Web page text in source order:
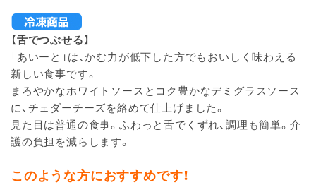
【舌でつぶせる】
「あいーと」は、かむ力が低下した方でもおいしく味わえる
新しい食事です。
まろやかなホワイトソースとコク豊かなデミグラスソース
に、チェダーチーズを絡めて仕上げました。
見た目は普通の食事。ふわっと舌でくずれ、調理も簡単。介
護の負担を減らします。
このような方におすすめです！